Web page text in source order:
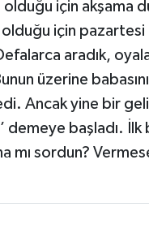
olduğu için akşama
olduğu için
aradık,
üzerine
Ancak yine bir
demeye başladı. İlk
mı sordun?